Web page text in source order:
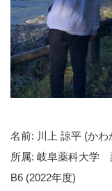
名前: 川上 諒平 (かわ
所属: 岐阜薬科大学
B6 (2022年度)